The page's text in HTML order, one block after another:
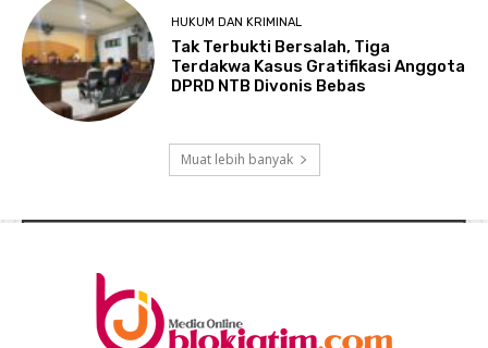
HUKUM DAN KRIMINAL
Tak Terbukti Bersalah, Tiga
Terdakwa Kasus Gratifikasi Anggota
DPRD NTB Divonis Bebas
Muat lebih banyak